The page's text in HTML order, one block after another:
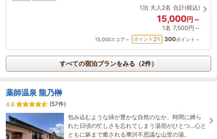
1泊 大人2名 合計(税込)
15,000円～
1名 7,500円～
15,000スコア～ ポイント 2% 300ポイント～
すべての宿泊プランをみる（2件）
薬師温泉 龍乃榊
4.6
(57件)
包み込むような緑が豊かな自然のなか、時間に縛ら
れた日頃の忙しさを忘れてしまう湯宿がひとつ…心と
ともに躰まで癒される摩訶不思議な山里の湯。